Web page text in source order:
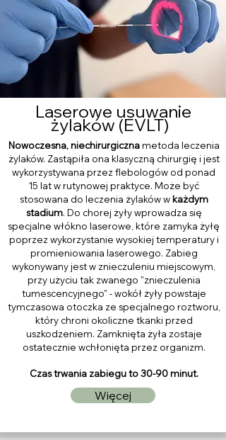
Laserowe usuwanie
żylaków (EVLT)
Nowoczesna, niechirurgicznametoda leczenia
żylaków. Zastąpiła ona klasyczną chirurgię i jest
wykorzystywana przez flebologów od ponad
15 lat w rutynowej praktyce. Może być
stosowana do leczenia żylaków w każdym
stadium. Do chorej żyły wprowadza się
specjalne włókno laserowe, które zamyka żyłę
poprzez wykorzystanie wysokiej temperatury i
promieniowania laserowego. Zabieg
wykonywany jest w znieczuleniu miejscowym,
przy użyciu tak zwanego "znieczulenia
tumescencyjnego" - wokół żyły powstaje
tymczasowa otoczka ze specjalnego roztworu,
który chroni okoliczne tkanki przed
uszkodzeniem. Zamknięta żyła zostaje
ostatecznie wchłonięta przez organizm.
Czas trwania zabiegu to 30-90 minut.
Więcej